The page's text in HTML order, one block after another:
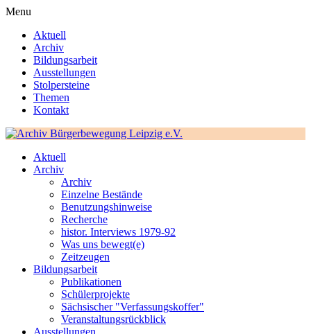
Menu
Aktuell
Archiv
Bildungsarbeit
Ausstellungen
Stolpersteine
Themen
Kontakt
Aktuell
Archiv
Archiv
Einzelne Bestände
Benutzungshinweise
Recherche
histor. Interviews 1979-92
Was uns bewegt(e)
Zeitzeugen
Bildungsarbeit
Publikationen
Schülerprojekte
Sächsischer "Verfassungskoffer"
Veranstaltungsrückblick
Ausstellungen